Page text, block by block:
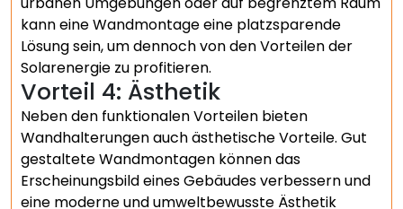
kann eine Wandmontage eine platzsparende
Lösung sein, um dennoch von den Vorteilen der
Solarenergie zu profitieren.
Vorteil 4: Ästhetik
Neben den funktionalen Vorteilen bieten
Wandhalterungen auch ästhetische Vorteile. Gut
gestaltete Wandmontagen können das
Erscheinungsbild eines Gebäudes verbessern und
eine moderne und umweltbewusste Ästhetik